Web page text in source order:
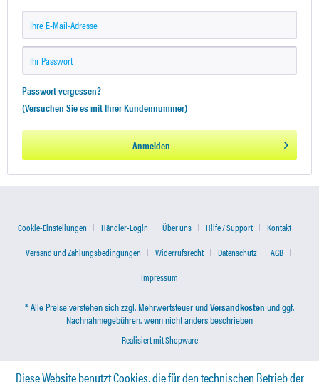
Passwort vergessen?
(Versuchen Sie es mit Ihrer Kundennummer)
Anmelden
Cookie-Einstellungen Händler-Login Über uns Hilfe / Support
Kontakt
Versand und Zahlungsbedingungen
Widerrufsrecht Datenschutz
AGB
Impressum
* Alle Preise verstehen sich zzgl. Mehrwertsteuer undVersandkosten und ggf.
Nachnahmegebühren, wenn nicht anders beschrieben
Realisiert mit Shopware
Diese Website benutzt Cookies, die für den technischen Betrieb der